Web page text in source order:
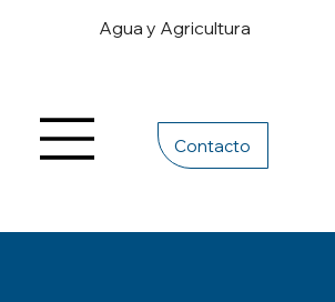
Agua y Agricultura
Contacto